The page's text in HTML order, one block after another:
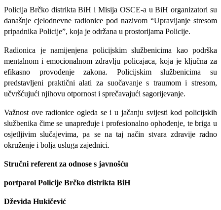
Policija Brčko distrikta BiH i Misija OSCE-a u BiH organizatori su
današnje cjelodnevne radionice pod nazivom “Upravljanje stresom
pripadnika Policije”, koja je održana u prostorijama Policije.
Radionica je namijenjena policijskim službenicima kao podrška
mentalnom i emocionalnom zdravlju policajaca, koja je ključna za
efikasno provođenje zakona. Policijskim službenicima su
predstavljeni praktični alati za suočavanje s traumom i stresom,
učvršćujući njihovu otpornost i sprečavajući sagorijevanje.
Važnost ove radionice ogleda se i u jačanju svijesti kod policijskih
službenika čime se unapređuje i profesionalno ophođenje, te briga u
osjetljivim slučajevima, pa se na taj način stvara zdravije radno
okruženje i bolja usluga zajednici.
Stručni referent za odnose s javnošću
portparol Policije Brčko distrikta BiH
Dževida Hukičević